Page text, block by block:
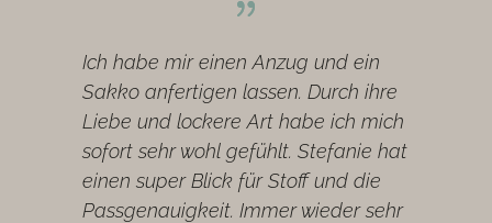
Ich habe mir einen Anzug und ein
Sakko anfertigen lassen. Durch ihre
Liebe und lockere Art habe ich mich
sofort sehr wohl gefühlt. Stefanie hat
einen super Blick für Stoff und die
Passgenauigkeit. Immer wieder sehr